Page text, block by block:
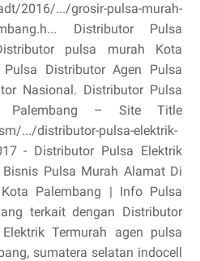
2016/.../grosir-pulsa-murah-
Distributor Pulsa
pulsa murah Kota
Distributor Agen Pulsa
Nasional. Distributor Pulsa
Palembang – Site Title
.../distributor-pulsa-elektrik-
- Distributor Pulsa Elektrik
Pulsa Murah Alamat Di
Palembang | Info Pulsa
terkait dengan Distributor
Termurah agen pulsa
sumatera selatan indocell